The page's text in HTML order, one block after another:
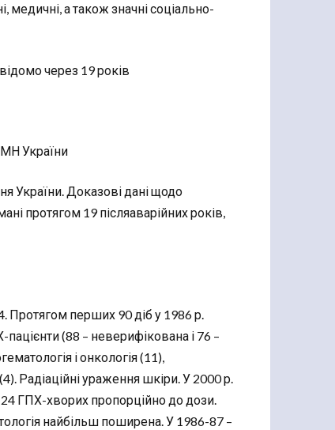
медичні, а також значні соціально-
через 19 років
України
України. Доказові дані щодо
протягом 19 післяаварійних років,
Протягом перших 90 діб у 1986 р.
(88 – неверифікована і 76 –
і онкологія (11),
Радіаційні ураження шкіри. У 2000 р.
24 ГПХ-хворих пропорційно до дози.
найбільш поширена. У 1986-87 –